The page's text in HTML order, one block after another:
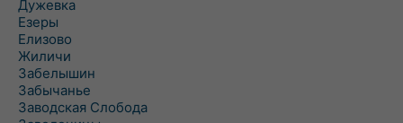
Дужевка
Езеры
Елизово
Жиличи
Забелышин
Забычанье
Заводская Слобода